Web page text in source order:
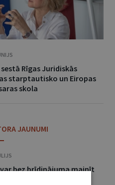
Rīgas Juridiskās
starptautisko un Eiropas
skola
JAUNUMI
bez brīdinājuma mainīt